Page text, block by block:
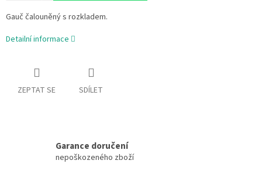
Gauč čalouněný s rozkladem.
Detailní informace
ZEPTAT SE SDÍLET
Garance doručení
nepoškozeného zboží